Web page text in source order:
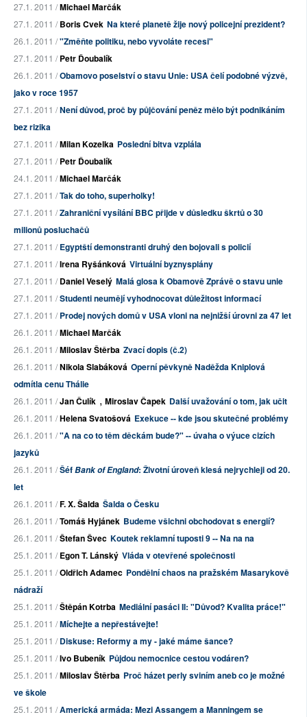
27.1. 2011 /Michael Marčák
27.1. 2011 /Boris Cvek Na které planetě žije nový policejní prezident?
26.1. 2011 /"Změňte politiku, nebo vyvoláte recesi"
27.1. 2011 /Petr Ďoubalík
26.1. 2011 /Obamovo poselství o stavu Unie: USA čelí podobné výzvě,
jako v roce 1957
27.1. 2011 /Není důvod, proč by půjčování peněz mělo být podnikáním
bez rizika
27.1. 2011 /Milan Kozelka Poslední bitva vzplála
27.1. 2011 /Petr Ďoubalík
24.1. 2011 /Michael Marčák
27.1. 2011 /Tak do toho, superholky!
27.1. 2011 /Zahraniční vysílání BBC přijde v důsledku škrtů o 30
milionů posluchačů
27.1. 2011 /Egyptští demonstranti druhý den bojovali s policií
27.1. 2011 /Irena Ryšánková Virtuální byznysplány
27.1. 2011 /Daniel Veselý Malá glosa k Obamově Zprávě o stavu unie
27.1. 2011 /Studenti neumějí vyhodnocovat důležitost informací
27.1. 2011 /Prodej nových domů v USA vloni na nejnižší úrovni za 47 let
26.1. 2011 /Michael Marčák
26.1. 2011 /Miloslav Štěrba Zvací dopis (č.2)
26.1. 2011 /Nikola Slabáková Operní pěvkyně Naděžda Kniplová
odmítla cenu Thálie
26.1. 2011 /Jan Čulík , Miroslav Čapek Další uvažování o tom, jak učit
26.1. 2011 /Helena Svatošová Exekuce -- kde jsou skutečné problémy
26.1. 2011 /"A na co to těm děckám bude?" -- úvaha o výuce cizích
jazyků
26.1. 2011 /ŠéfBank of England: Životní úroveň klesá nejrychleji od 20.
let
26.1. 2011 /F. X. Šalda Šalda o Česku
26.1. 2011 /Tomáš Hyjánek Budeme všichni obchodovat s energií?
26.1. 2011 /Štefan Švec Koutek reklamní tuposti 9 -- Na na na
25.1. 2011 /Egon T. Lánský Vláda v otevřené společnosti
25.1. 2011 /Oldřich Adamec Pondělní chaos na pražském Masarykově
nádraží
25.1. 2011 /Štěpán Kotrba Mediální pasáci II: "Důvod? Kvalita práce!"
25.1. 2011 /Míchejte a nepřestávejte!
25.1. 2011 /Diskuse: Reformy a my - jaké máme šance?
25.1. 2011 /Ivo Bubeník Půjdou nemocnice cestou vodáren?
25.1. 2011 /Miloslav Štěrba Proč házet perly sviním aneb co je možné
ve škole
25.1. 2011 /Americká armáda: Mezi Assangem a Manningem se